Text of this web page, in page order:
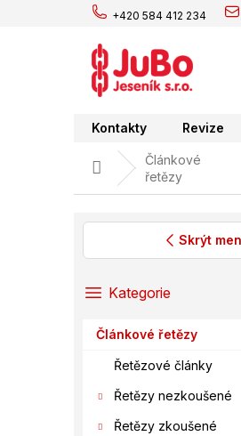
+420 584 412 234
Kontakty Revize
Domů
Článkové
řetězy
Skrýt
PřeskočitKategorie
Článkové řetězy
Řetězové články
Řetězy nezkoušené
Řetězy zkoušené